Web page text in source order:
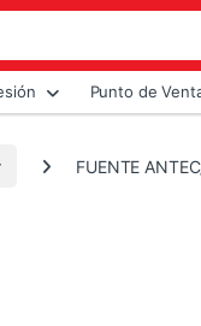
Punto de
FUENTE